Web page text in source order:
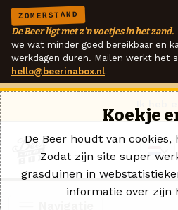
ZOMERSTAND
De Beer ligt met z'n voetjes in het zand.
we wat minder goed bereikbaar en
werkdagen duren. Mailen werkt het
hello@beerinabox.nl
Koekje
De Beer houdt van
Zodat zijn site super
grasduinen in
informatie over zijn